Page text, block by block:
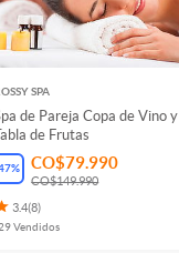
SPA
de Pareja Copa de Vino y
de Frutas
% CO$79.990
CO$149.990
3.4(8)
29Vendidos